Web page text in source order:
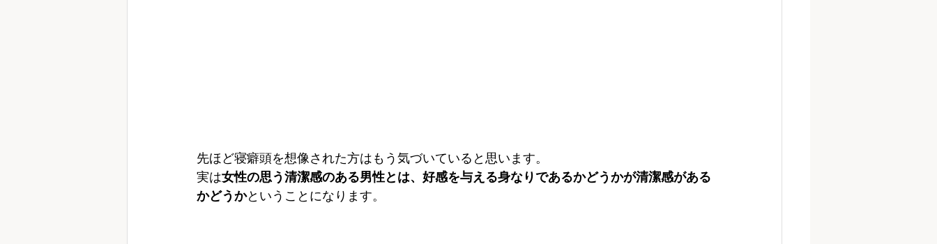
先ほど寝癖頭を想像された方はもう気づいていると思います。
実は女性の思う清潔感のある男性とは、好感を与える身なりであるかどうかが清潔感がある
かどうかということになります。